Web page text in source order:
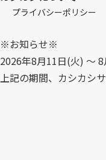
プライバシーポリシー
※お知らせ※
2026年8月11日(火) 〜
上記の期間、カシカシ